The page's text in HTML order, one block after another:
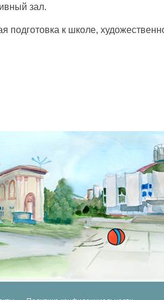
зал.
подготовка к школе,